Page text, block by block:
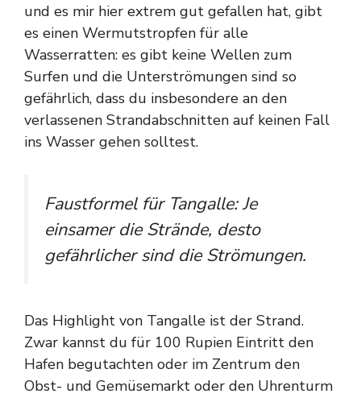
und es mir hier extrem gut gefallen hat, gibt
es einen Wermutstropfen für alle
Wasserratten: es gibt keine Wellen zum
Surfen und die Unterströmungen sind so
gefährlich, dass du insbesondere an den
verlassenen Strandabschnitten auf keinen Fall
ins Wasser gehen solltest.
Faustformel für Tangalle: Je
einsamer die Strände, desto
gefährlicher sind die Strömungen.
Das Highlight von Tangalle ist der Strand.
Zwar kannst du für 100 Rupien Eintritt den
Hafen begutachten oder im Zentrum den
Obst- und Gemüsemarkt oder den Uhrenturm